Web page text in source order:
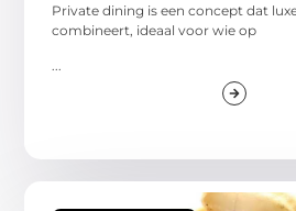
Private dining is een concept dat
combineert, ideaal voor wie op
...